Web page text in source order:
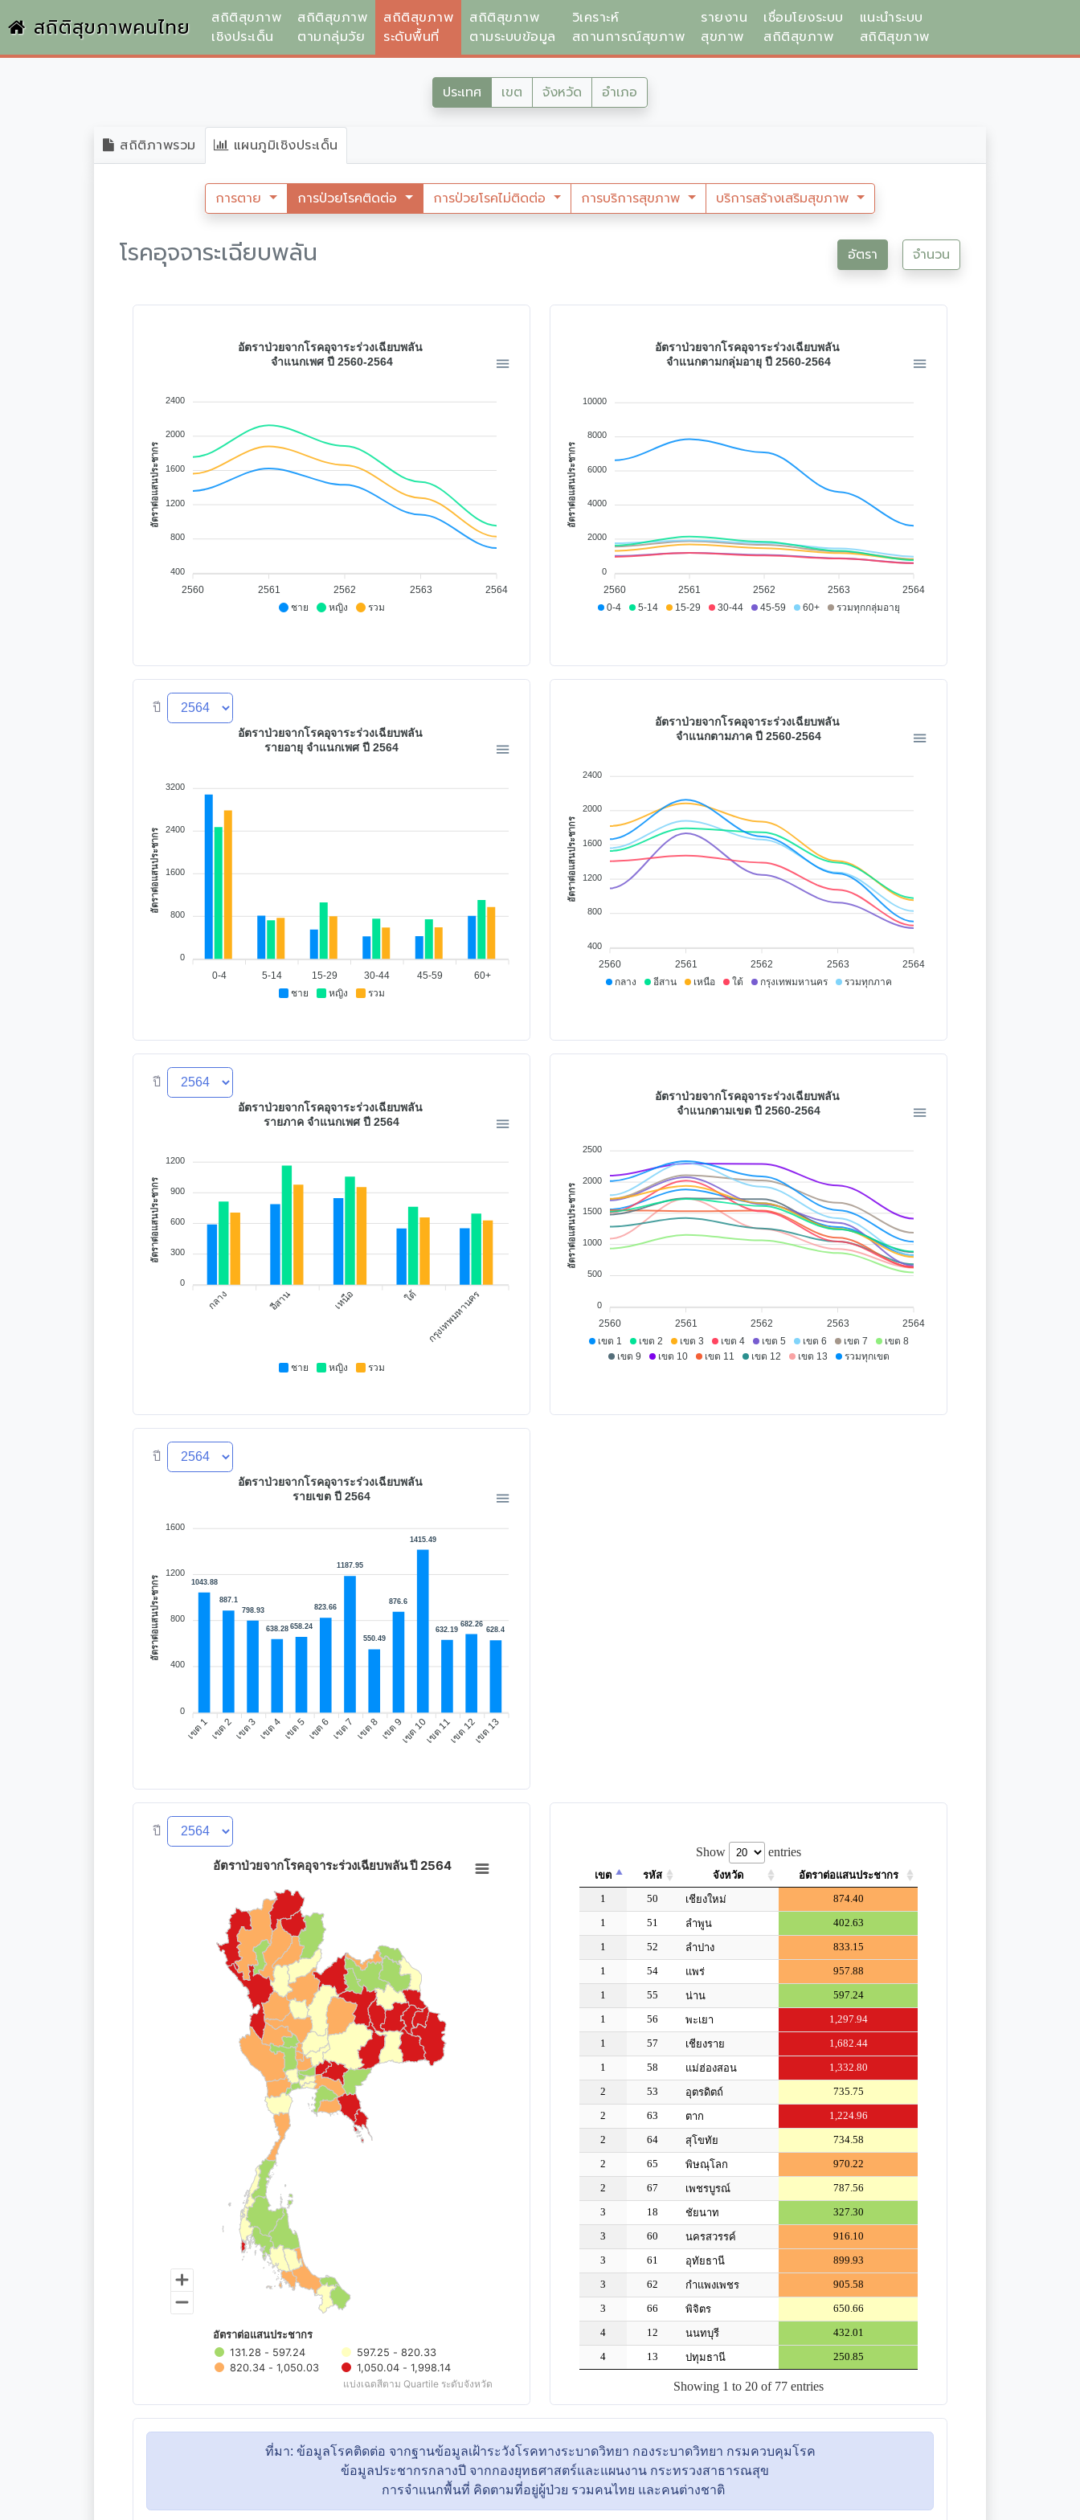
สถิติสุขภาพคนไทย
สถิติสุขภาพ
เชิงประเด็น
สถิติสุขภาพ
ตามกลุ่มวัย
สถิติสุขภาพ
ระดับพื้นที่
สถิติสุขภาพ
ตามระบบข้อมูล
วิเคราะห์
สถานการณ์สุขภาพ
รายงาน
สุขภาพ
เชื่อมโยงระบบ
สถิติสุขภาพ
แนะนำระบบ
สถิติสุขภาพ
ประเทศ เขต จังหวัด อำเภอ
สถิติภาพรวม แผนภูมิเชิงประเด็น
การตาย การป่วยโรคติดต่อ การป่วยโรคไม่ติดต่อ การบริการสุขภาพ บริการสร้างเสริมสุขภาพ
โรคอุจจาระเฉียบพลัน อัตรา จำนวน